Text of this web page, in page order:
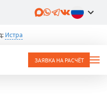
Истра
ЗАЯВКА НА РАСЧЁТ